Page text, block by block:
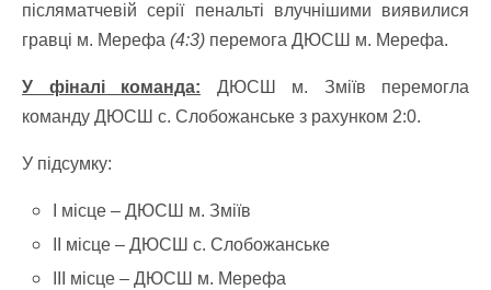
післяматчевій серії пенальті влучнішими виявилися
гравці м. Мерефа (4:3) перемога ДЮСШ м. Мерефа.
У фіналі команда: ДЮСШ м. Зміїв перемогла
команду ДЮСШ с. Слобожанське з рахунком 2:0.
У підсумку:
І місце – ДЮСШ м. Зміїв
ІІ місце – ДЮСШ с. Слобожанське
ІІІ місце – ДЮСШ м. Мерефа